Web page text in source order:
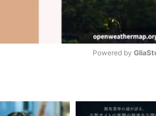
Powered by